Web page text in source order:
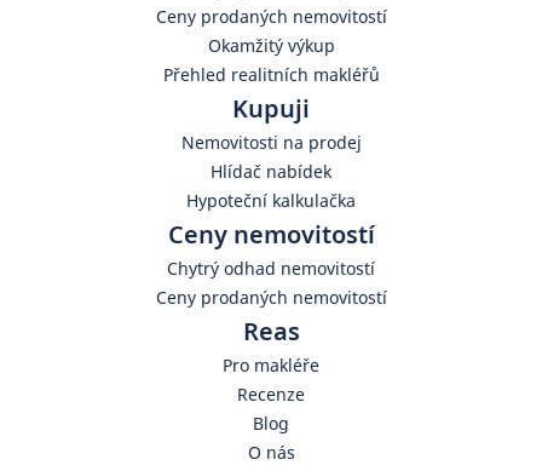
Ceny prodaných nemovitostí
Okamžitý výkup
Přehled realitních makléřů
Kupuji
Nemovitosti na prodej
Hlídač nabídek
Hypoteční kalkulačka
Ceny nemovitostí
Chytrý odhad nemovitostí
Ceny prodaných nemovitostí
Reas
Pro makléře
Recenze
Blog
O nás